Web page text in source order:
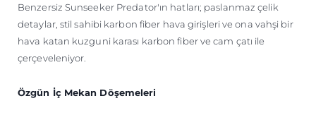
Benzersiz Sunseeker Predator'ın hatları; paslanmaz çelik
detaylar, stil sahibi karbon fiber hava girişleri ve ona vahşi bir
hava katan kuzguni karası karbon fiber ve cam çatı ile
çerçeveleniyor.
Özgün İç Mekan Döşemeleri